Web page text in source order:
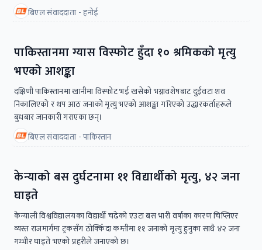
बिएल संवाददाता - हनोई
पाकिस्तानमा ग्यास विस्फोट हुँदा १० श्रमिकको मृत्यु
भएको आशङ्का
दक्षिणी पाकिस्तानमा खानीमा विस्फोट भई खसेको भग्नावशेषबाट दुईवटा शव
निकालिएको र थप आठ जनाको मृत्यु भएको आशङ्का गरिएको उद्धारकर्ताहरूले
बुधबार जानकारी गराएका छन्।
बिएल संवाददाता - पाकिस्तान
केन्याको बस दुर्घटनामा ११ विद्यार्थीको मृत्यु, ४२ जना
घाइते
केन्याली विश्वविद्यालयका विद्यार्थी चढेको एउटा बस भारी वर्षाका कारण चिप्लिएर
व्यस्त राजमार्गमा ट्रकसँग ठोक्किँदा कम्तीमा ११ जनाको मृत्यु हुनुका साथै ४२ जना
गम्भीर घाइते भएको प्रहरीले जनाएको छ।